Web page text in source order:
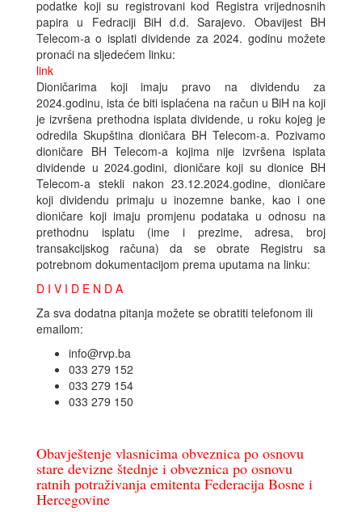
podatke koji su registrovani kod Registra vrijednosnih
papira u Fedraciji BiH d.d. Sarajevo. Obavijest BH
Telecom-a o isplati dividende za 2024. godinu možete
pronaći na sljedećem linku:
link
Dioničarima koji imaju pravo na dividendu za
2024.godinu, ista će biti isplaćena na račun u BiH na koji
je izvršena prethodna isplata dividende, u roku kojeg je
odredila Skupština dioničara BH Telecom-a. Pozivamo
dioničare BH Telecom-a kojima nije izvršena isplata
dividende u 2024.godini, dioničare koji su dionice BH
Telecom-a stekli nakon 23.12.2024.godine, dioničare
koji dividendu primaju u inozemne banke, kao i one
dioničare koji imaju promjenu podataka u odnosu na
prethodnu isplatu (ime i prezime, adresa, broj
transakcijskog računa) da se obrate Registru sa
potrebnom dokumentacijom prema uputama na linku:
D I V I D E N D A
Za sva dodatna pitanja možete se obratiti telefonom ili
emailom:
info@rvp.ba
033 279 152
033 279 154
033 279 150
Obavještenje vlasnicima obveznica po osnovu
stare devizne štednje i obveznica po osnovu
ratnih potraživanja emitenta Federacija Bosne i
Hercegovine